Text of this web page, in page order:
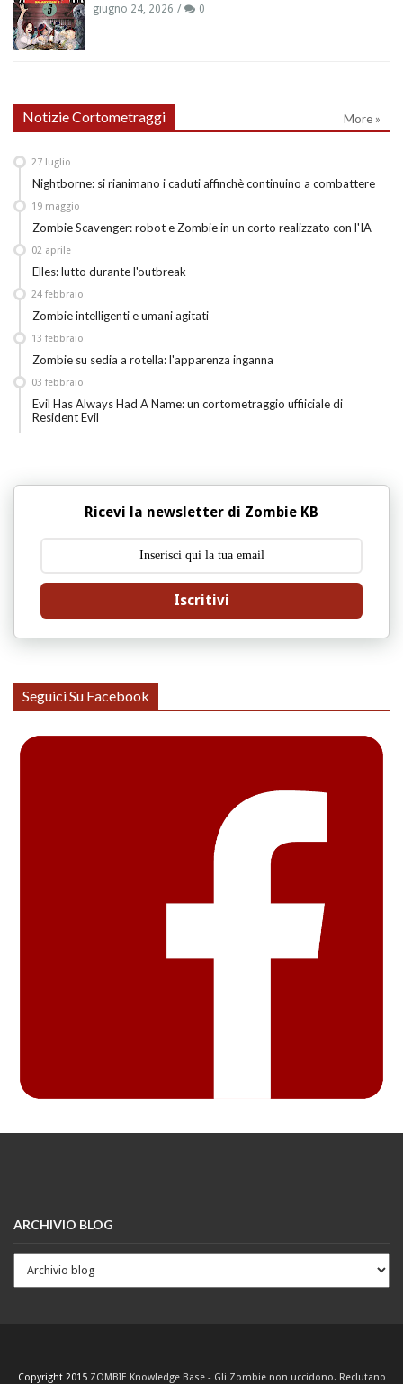
giugno 24, 2026 0
Notizie Cortometraggi More »
Nightborne: si rianimano i caduti affinchè continuino a combattere
27 luglio
Zombie Scavenger: robot e Zombie in un corto realizzato con l'IA
19 maggio
Elles: lutto durante l'outbreak
02 aprile
Zombie intelligenti e umani agitati
24 febbraio
Zombie su sedia a rotella: l'apparenza inganna
13 febbraio
Evil Has Always Had A Name: un cortometraggio uffiiciale di
Resident Evil
03 febbraio
Ricevi la newsletter di Zombie KB
Iscritivi
Seguici Su Facebook
ARCHIVIO BLOG
Copyright 2015 ZOMBIE Knowledge Base - Gli Zombie non uccidono. Reclutano